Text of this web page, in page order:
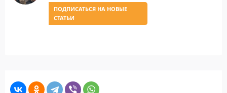
ПОДПИСАТЬСЯ НА НОВЫЕ
СТАТЬИ